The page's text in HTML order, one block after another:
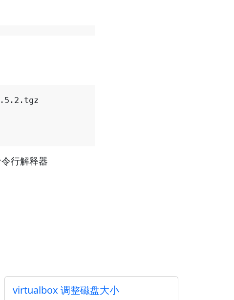
行解释器
virtualbox 调整磁盘大小